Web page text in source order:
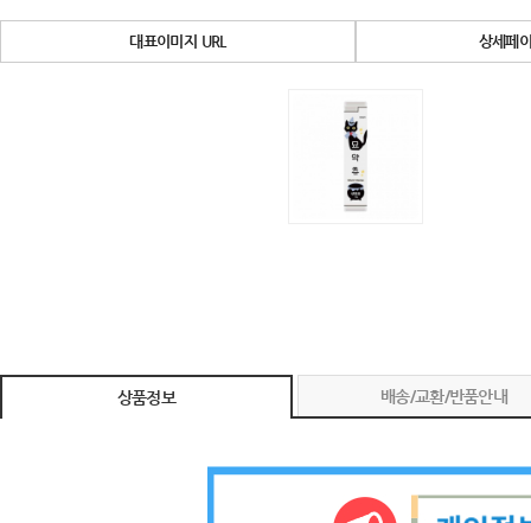
대표이미지 URL 상세페
상품정보 배송/교환/반품안내